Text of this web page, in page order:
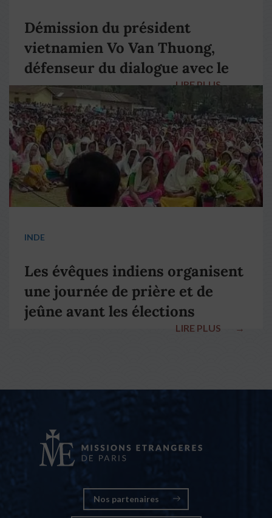
Démission du président
vietnamien Vo Van Thuong,
défenseur du dialogue avec le
pape François
LIRE PLUS →
INDE
Les évêques indiens organisent
une journée de prière et de
jeûne avant les élections
LIRE PLUS →
Nos partenaires